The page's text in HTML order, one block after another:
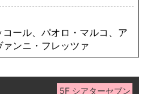
ール、パオロ・マルコ、ア
ンニ・フレッツァ